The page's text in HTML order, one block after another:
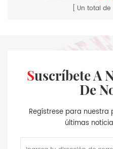
Un total de
Suscríbete A Nuestro Boletín
De
Regístrese para nuestra
últimas